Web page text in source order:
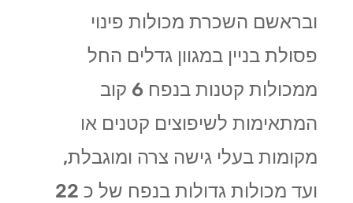
ובראשם השכרת מכולות פינוי
פסולת בניין במגוון גדלים החל
ממכולות קטנות בנפח 6 קוב
המתאימות לשיפוצים קטנים או
מקומות בעלי גישה צרה ומוגבלת,
ועד מכולות גדולות בנפח של כ 22